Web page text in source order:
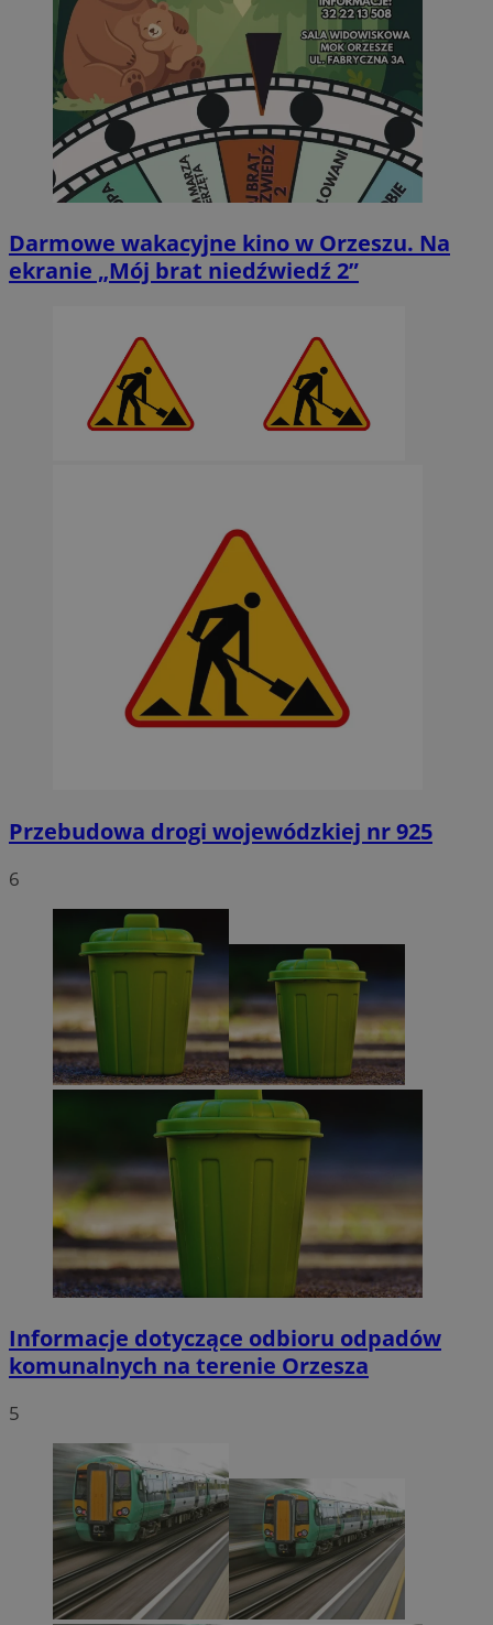
Darmowe wakacyjne kino w Orzeszu. Na
ekranie „Mój brat niedźwiedź 2”
Przebudowa drogi wojewódzkiej nr 925
6
Informacje dotyczące odbioru odpadów
komunalnych na terenie Orzesza
5